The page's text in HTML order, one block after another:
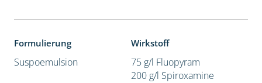
Formulierung
Suspoemulsion
Wirkstoff
75 g/l Fluopyram
200 g/l Spiroxamine